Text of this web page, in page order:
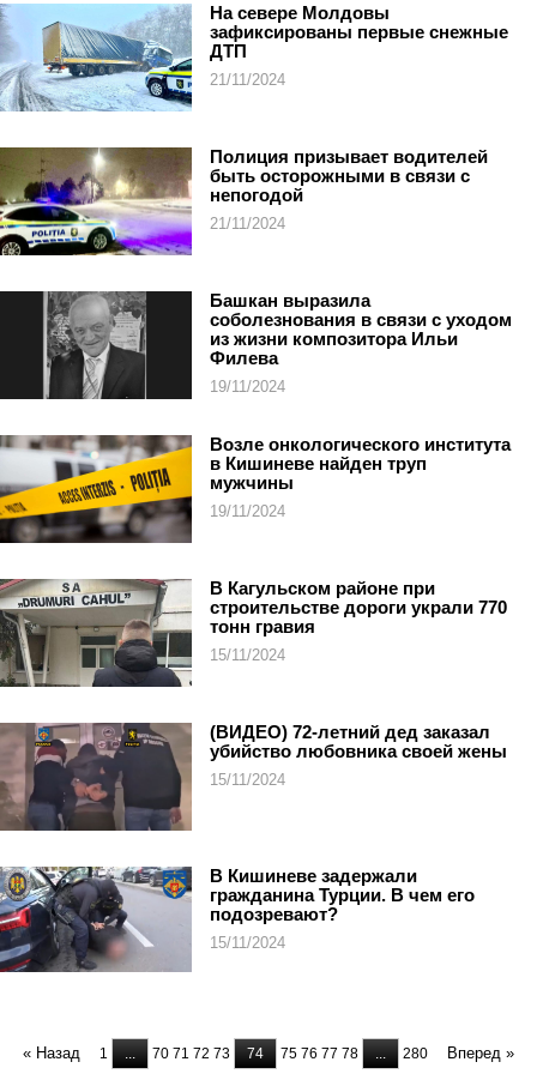
На севере Молдовы
зафиксированы первые снежные
ДТП
21/11/2024
Полиция призывает водителей
быть осторожными в связи с
непогодой
21/11/2024
Башкан выразила
соболезнования в связи с уходом
из жизни композитора Ильи
Филева
19/11/2024
Возле онкологического института
в Кишиневе найден труп
мужчины
19/11/2024
В Кагульском районе при
строительстве дороги украли 770
тонн гравия
15/11/2024
(ВИДЕО) 72-летний дед заказал
убийство любовника своей жены
15/11/2024
В Кишиневе задержали
гражданина Турции. В чем его
подозревают?
15/11/2024
« Назад 1 70 71 72 73 74 75 76 77 78 280 Вперед »